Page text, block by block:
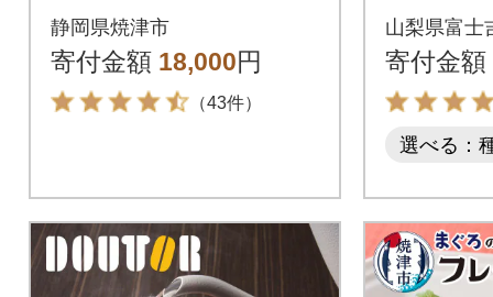
4缶)(a17-084)
静岡県焼津市
寄付金額 18,000円
（43件）
ック×3
琲セッ
れんど
山梨県富士
寄付金額
選べる：